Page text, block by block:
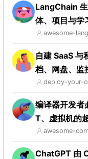
LangChain
体、项目与学
awesome-
自建 SaaS 与
档、网盘、监
deploy-your-
编译器开发者
T、虚拟机的
awesome-
ChatGPT 由